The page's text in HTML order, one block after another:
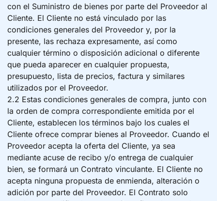
con el Suministro de bienes por parte del Proveedor al
Cliente. El Cliente no está vinculado por las
condiciones generales del Proveedor y, por la
presente, las rechaza expresamente, así como
cualquier término o disposición adicional o diferente
que pueda aparecer en cualquier propuesta,
presupuesto, lista de precios, factura y similares
utilizados por el Proveedor.
2.2 Estas condiciones generales de compra, junto con
la orden de compra correspondiente emitida por el
Cliente, establecen los términos bajo los cuales el
Cliente ofrece comprar bienes al Proveedor. Cuando el
Proveedor acepta la oferta del Cliente, ya sea
mediante acuse de recibo y/o entrega de cualquier
bien, se formará un Contrato vinculante. El Cliente no
acepta ninguna propuesta de enmienda, alteración o
adición por parte del Proveedor. El Contrato solo